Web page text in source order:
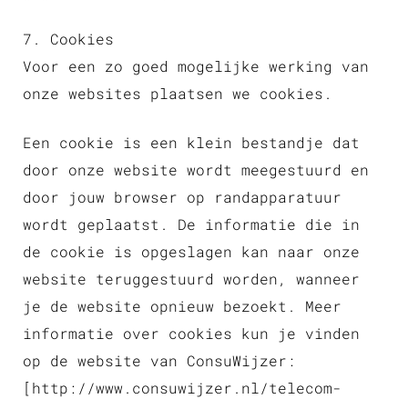
7. Cookies
Voor een zo goed mogelijke werking van
onze websites plaatsen we cookies.
Een cookie is een klein bestandje dat
door onze website wordt meegestuurd en
door jouw browser op randapparatuur
wordt geplaatst. De informatie die in
de cookie is opgeslagen kan naar onze
website teruggestuurd worden, wanneer
je de website opnieuw bezoekt. Meer
informatie over cookies kun je vinden
op de website van ConsuWijzer:
[http://www.consuwijzer.nl/telecom-